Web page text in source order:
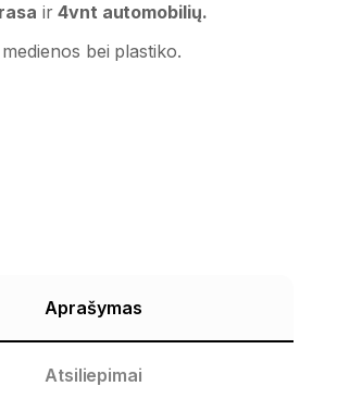
ir4vnt automobilių.
bei plastiko.
Aprašymas
Atsiliepimai